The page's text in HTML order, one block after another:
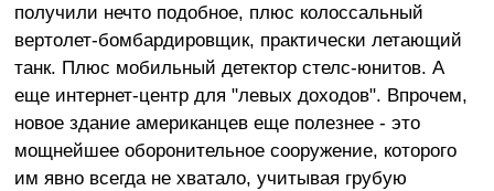
получили нечто подобное, плюс колоссальный
вертолет-бомбардировщик, практически летающий
танк. Плюс мобильный детектор стелс-юнитов. А
еще интернет-центр для "левых доходов". Впрочем,
новое здание американцев еще полезнее - это
мощнейшее оборонительное сооружение, которого
им явно всегда не хватало, учитывая грубую